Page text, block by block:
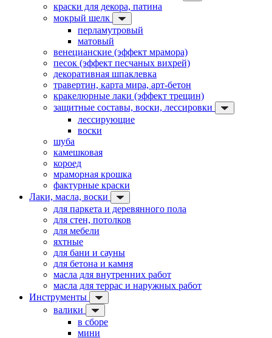
краски для декора, патина
мокрый шелк
перламутровый
матовый
венецианские (эффект мрамора)
песок (эффект песчаных вихрей)
декоративная шпаклевка
травертин, карта мира, арт-бетон
кракелюрные лаки (эффект трещин)
защитные составы, воски, лессировки
лессирующие
воски
шуба
камешковая
короед
мраморная крошка
фактурные краски
Лаки, масла, воски
для паркета и деревянного пола
для стен, потолков
для мебели
яхтные
для бани и сауны
для бетона и камня
масла для внутренних работ
масла для террас и наружных работ
Инструменты
валики
в сборе
мини